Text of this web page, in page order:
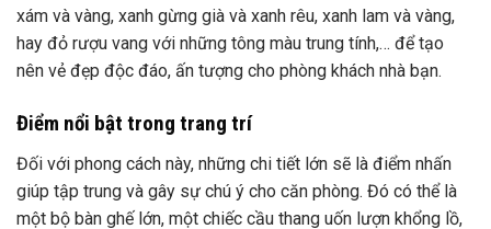
xám và vàng, xanh gừng già và xanh rêu, xanh lam và vàng,
hay đỏ rượu vang với những tông màu trung tính,… để tạo
nên vẻ đẹp độc đáo, ấn tượng cho phòng khách nhà bạn.
Điểm nổi bật trong trang trí
Đối với phong cách này, những chi tiết lớn sẽ là điểm nhấn
giúp tập trung và gây sự chú ý cho căn phòng. Đó có thể là
một bộ bàn ghế lớn, một chiếc cầu thang uốn lượn khổng lồ,